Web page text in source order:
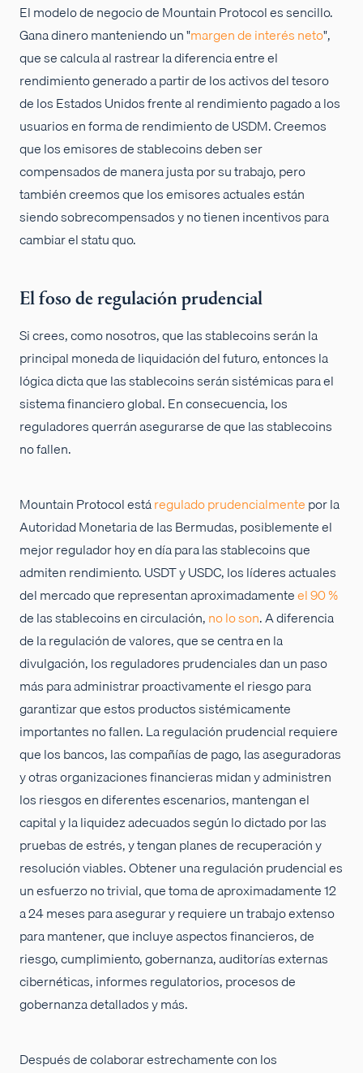
El modelo de negocio de Mountain Protocol es sencillo.
Gana dinero manteniendo un "margen de interés neto",
que se calcula al rastrear la diferencia entre el
rendimiento generado a partir de los activos del tesoro
de los Estados Unidos frente al rendimiento pagado a los
usuarios en forma de rendimiento de USDM. Creemos
que los emisores de stablecoins deben ser
compensados de manera justa por su trabajo, pero
también creemos que los emisores actuales están
siendo sobrecompensados y no tienen incentivos para
cambiar el statu quo.
El foso de regulación prudencial
Si crees, como nosotros, que las stablecoins serán la
principal moneda de liquidación del futuro, entonces la
lógica dicta que las stablecoins serán sistémicas para el
sistema financiero global. En consecuencia, los
reguladores querrán asegurarse de que las stablecoins
no fallen.
Mountain Protocol estáregulado prudencialmentepor la
Autoridad Monetaria de las Bermudas, posiblemente el
mejor regulador hoy en día para las stablecoins que
admiten rendimiento. USDT y USDC, los líderes actuales
del mercado que representan aproximadamenteel 90 %
de las stablecoins en circulación,no lo son. A diferencia
de la regulación de valores, que se centra en la
divulgación, los reguladores prudenciales dan un paso
más para administrar proactivamente el riesgo para
garantizar que estos productos sistémicamente
importantes no fallen. La regulación prudencial requiere
que los bancos, las compañías de pago, las aseguradoras
y otras organizaciones financieras midan y administren
los riesgos en diferentes escenarios, mantengan el
capital y la liquidez adecuados según lo dictado por las
pruebas de estrés, y tengan planes de recuperación y
resolución viables. Obtener una regulación prudencial es
un esfuerzo no trivial, que toma de aproximadamente 12
a 24 meses para asegurar y requiere un trabajo extenso
para mantener, que incluye aspectos financieros, de
riesgo, cumplimiento, gobernanza, auditorías externas
cibernéticas, informes regulatorios, procesos de
gobernanza detallados y más.
Después de colaborar estrechamente con los